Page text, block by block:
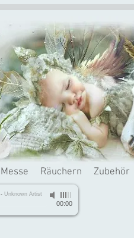
Messe Räuchern Zubehör
- Unknown Artist
00:00